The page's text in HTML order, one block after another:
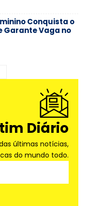
Conquista o
Garante Vaga no
Diário
últimas notícias,
do mundo todo.